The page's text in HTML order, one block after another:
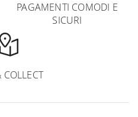
PAGAMENTI COMODI E
SICURI
COLLECT